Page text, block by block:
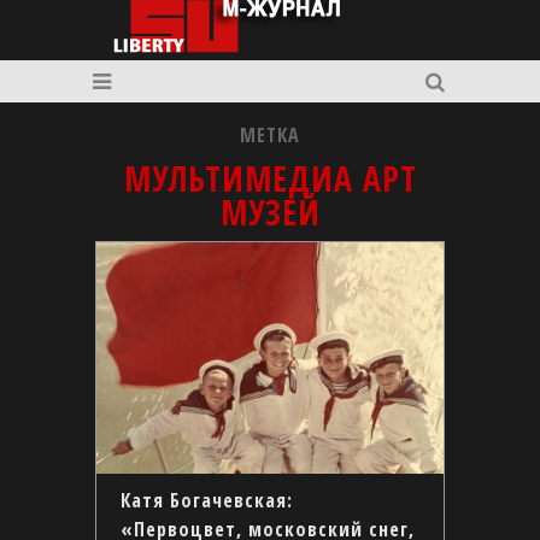
МЕТКА
МУЛЬТИМЕДИА АРТ
МУЗЕЙ
Катя Богачевская:
«Первоцвет, московский снег,